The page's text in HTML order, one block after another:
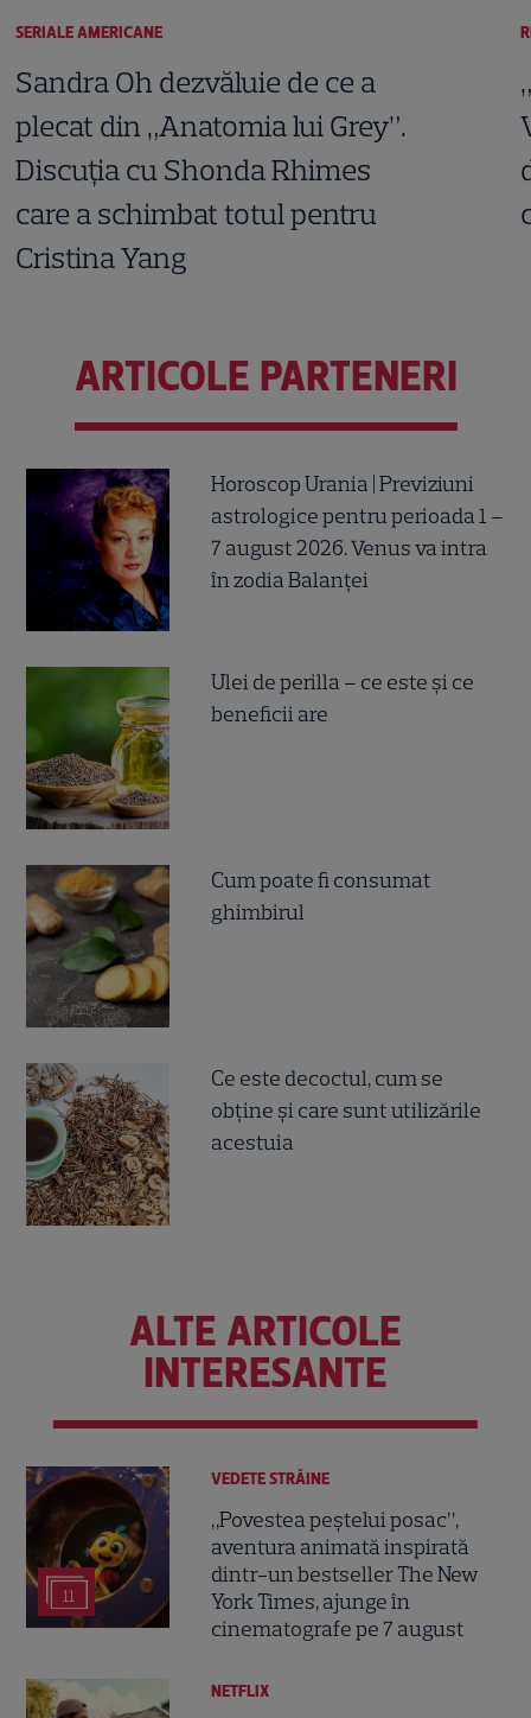
SERIALE AMERICANE
Sandra Oh dezvăluie de ce a
plecat din „Anatomia lui Grey”.
Discuția cu Shonda Rhimes
care a schimbat totul pentru
Cristina Yang
ARTICOLE PARTENERI
Horoscop Urania | Previziuni
astrologice pentru perioada 1 –
7 august 2026. Venus va intra
în zodia Balanței
Ulei de perilla – ce este și ce
beneficii are
Cum poate fi consumat
ghimbirul
Ce este decoctul, cum se
obţine şi care sunt utilizările
acestuia
ALTE ARTICOLE
INTERESANTE
11
VEDETE STRĂINE
„Povestea peștelui posac”,
aventura animată inspirată
dintr-un bestseller The New
York Times, ajunge în
cinematografe pe 7 august
NETFLIX